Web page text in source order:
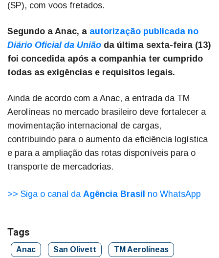
(SP), com voos fretados.
Segundo a Anac, a autorização publicada no
Diário Oficial da União da última sexta-feira (13)
foi concedida após a companhia ter cumprido
todas as exigências e requisitos legais.
Ainda de acordo com a Anac, a entrada da TM
Aerolíneas no mercado brasileiro deve fortalecer a
movimentação internacional de cargas,
contribuindo para o aumento da eficiência logística
e para a ampliação das rotas disponíveis para o
transporte de mercadorias.
>> Siga o canal da Agência Brasil no WhatsApp
Tags
Anac San Olivett TM Aerolíneas